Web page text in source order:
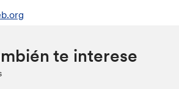
te interese